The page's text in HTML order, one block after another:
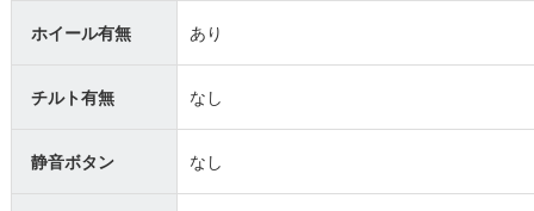
ホイール有無 あり
チルト有無 なし
静音ボタン なし